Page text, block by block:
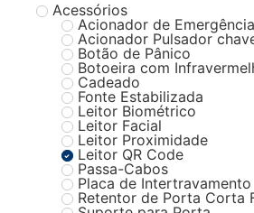
Acessórios
Acionador de
Acionador Pulsador
Botão de Pânico
Botoeira com
Cadeado
Fonte Estabilizada
Leitor Biométrico
Leitor Facial
Leitor Proximidade
Leitor QR Code
Passa-Cabos
Placa de Intertravamento
Retentor de Porta Corta